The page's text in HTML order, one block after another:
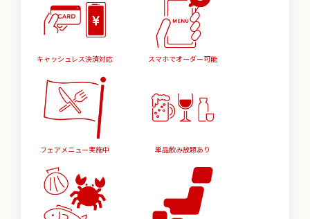
キャッシュレス決済対応 スマホでオーダー可能
フェアメニュー実施中 単品飲み放題あり